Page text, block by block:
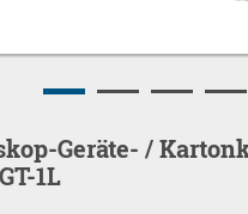
Geräte- /
1L